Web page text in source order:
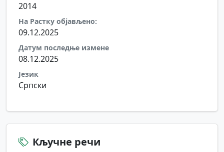
2014
На Растку објављено:
09.12.2025
Датум последње измене
08.12.2025
Језик
Српски
Кључне речи